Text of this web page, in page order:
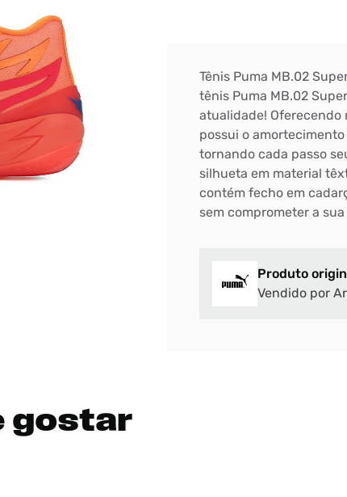
Tênis Puma MB.02
tênis Puma MB.02
atualidade! Oferecendo
possui o
tornando cada passo
silhueta em material
contém fecho em
sem comprometer a
Produto
Vendido por
gostar